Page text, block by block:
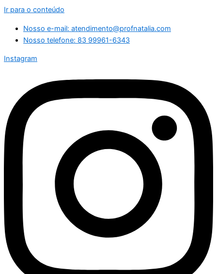
Ir para o conteúdo
Nosso e-mail: atendimento@profnatalia.com
Nosso telefone: 83 99961-6343
Instagram